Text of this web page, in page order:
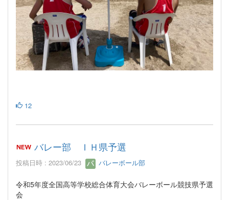
12
バレー部 ＩＨ県予選
投稿日時 : 2023/06/23 バレーボール部
令和5年度全国高等学校総合体育大会バレーボール競技県予選
会